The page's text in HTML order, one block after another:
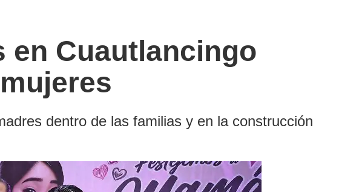
en Cuautlancingo
dentro de las familias y en la construcción